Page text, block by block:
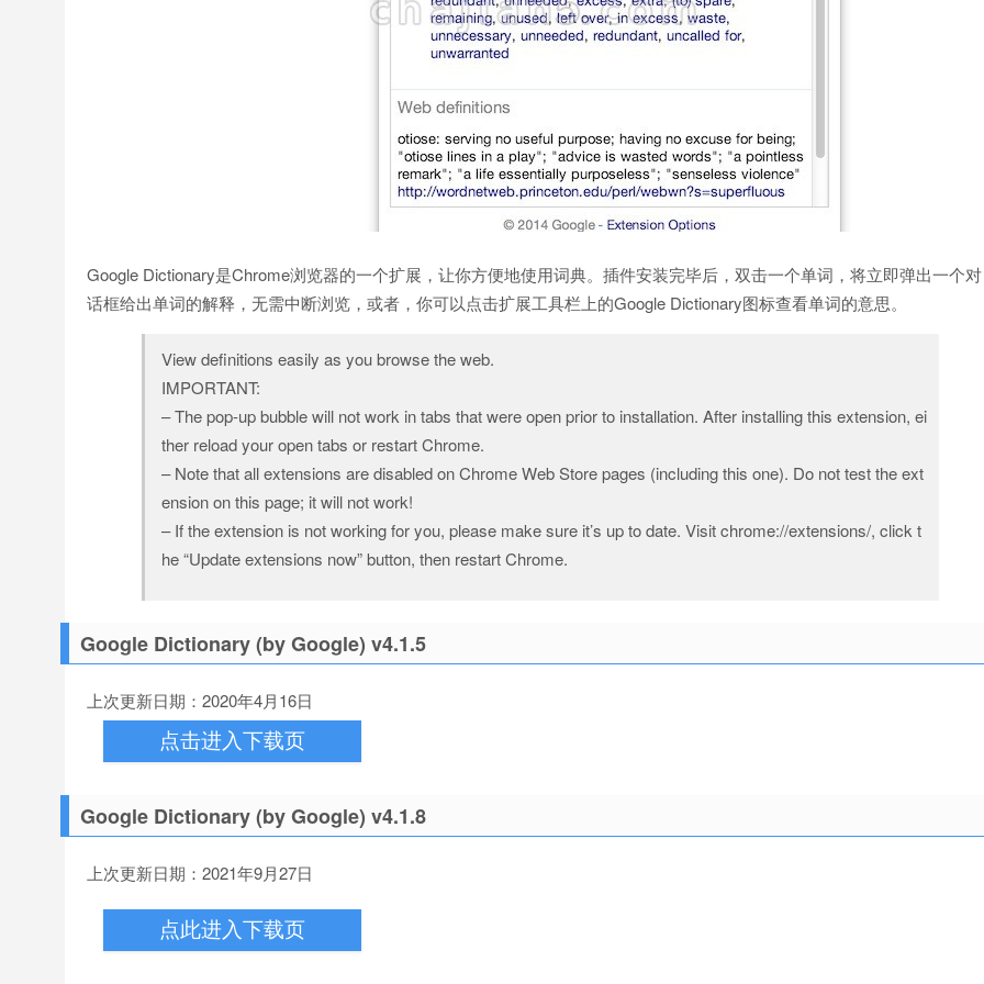
Google Dictionary是Chrome浏览器的一个扩展，让你方便地使用词典。插件安装完毕后，双击一个单词，将立即弹出一个对
话框给出单词的解释，无需中断浏览，或者，你可以点击扩展工具栏上的Google Dictionary图标查看单词的意思。
View definitions easily as you browse the web.
IMPORTANT:
– The pop-up bubble will not work in tabs that were open prior to installation. After installing this extension, ei
ther reload your open tabs or restart Chrome.
– Note that all extensions are disabled on Chrome Web Store pages (including this one). Do not test the ext
ension on this page; it will not work!
– If the extension is not working for you, please make sure it’s up to date. Visit chrome://extensions/, click t
he “Update extensions now” button, then restart Chrome.
Google Dictionary (by Google) v4.1.5
上次更新日期：2020年4月16日
点击进入下载页
Google Dictionary (by Google) v4.1.8
上次更新日期：2021年9月27日
点此进入下载页